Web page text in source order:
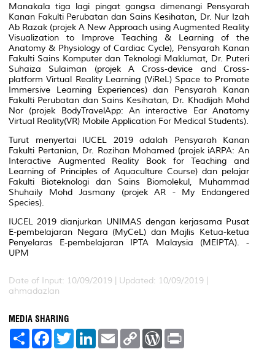
Manakala tiga lagi pingat gangsa dimenangi Pensyarah
Kanan Fakulti Perubatan dan Sains Kesihatan, Dr. Nur Izah
Ab Razak (projek A New Approach using Augmented Reality
Visualization to Improve Teaching & Learning of the
Anatomy & Physiology of Cardiac Cycle), Pensyarah Kanan
Fakulti Sains Komputer dan Teknologi Maklumat, Dr. Puteri
Suhaiza Sulaiman (projek A Cross-device and Cross-
platform Virtual Reality Learning (ViReL) Space to Promote
Immersive Learning Experiences) dan Pensyarah Kanan
Fakulti Perubatan dan Sains Kesihatan, Dr. Khadijah Mohd
Nor (projek BodyTravelApp: An interactive Ear Anatomy
Virtual Reality(VR) Mobile Application For Medical Students).
Turut menyertai IUCEL 2019 adalah Pensyarah Kanan
Fakulti Pertanian, Dr. Rozihan Mohamed (projek iARPA: An
Interactive Augmented Reality Book for Teaching and
Learning of Principles of Aquaculture Course) dan pelajar
Fakulti Bioteknologi dan Sains Biomolekul, Muhammad
Shuhaily Mohd Jasmany (projekAR - My Endangered
Species).
IUCEL 2019 dianjurkan UNIMAS dengan kerjasama Pusat
E-pembelajaran Negara (MyCeL) dan Majlis Ketua-ketua
Penyelaras E-pembelajaran IPTA Malaysia (MEIPTA). -
UPM
Date of Input: 10/09/2019 | Updated: 10/09/2019 |
ahmadazlan
MEDIA SHARING
S
F
a
T
w
L
E
m
C
W